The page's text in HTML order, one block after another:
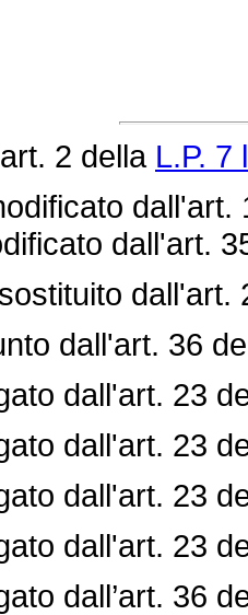
2 della L.P. 7
dall'art.
dall'art.
dall'art. 36
dall'art. 23
dall'art. 23
dall'art. 23
dall'art. 23
dall’art. 36